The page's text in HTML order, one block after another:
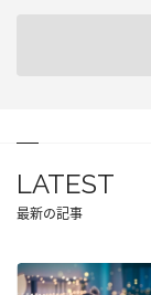
LATEST
最新の記事